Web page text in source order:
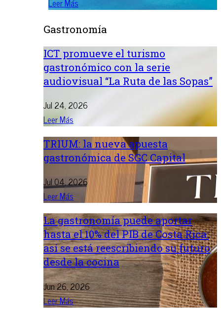
Gastronomía
ICT promueve el turismo
gastronómico con la serie
audiovisual “La Ruta de las Sopas”
Jul 24, 2026
Leer Más
TRIUM: la nueva apuesta
gastronómica de SGC Capital
Jul 04, 2026
Leer Más
La gastronomía puede aportar
hasta el 10% del PIB de Costa Rica:
así se está reescribiendo su futuro
desde la cocina
Jun 26, 2026
Leer Más